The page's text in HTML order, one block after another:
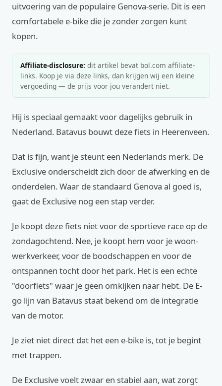
uitvoering van de populaire Genova-serie. Dit is een
comfortabele e-bike die je zonder zorgen kunt
kopen.
Affiliate-disclosure: dit artikel bevat bol.com affiliate-
links. Koop je via deze links, dan krijgen wij een kleine
vergoeding — de prijs voor jou verandert niet.
Hij is speciaal gemaakt voor dagelijks gebruik in
Nederland. Batavus bouwt deze fiets in Heerenveen.
Dat is fijn, want je steunt een Nederlands merk. De
Exclusive onderscheidt zich door de afwerking en de
onderdelen. Waar de standaard Genova al goed is,
gaat de Exclusive nog een stap verder.
Je koopt deze fiets niet voor de sportieve race op de
zondagochtend. Nee, je koopt hem voor je woon-
werkverkeer, voor de boodschappen en voor de
ontspannen tocht door het park. Het is een echte
"doorfiets" waar je geen omkijken naar hebt. De E-
go lijn van Batavus staat bekend om de integratie
van de motor.
Je ziet niet direct dat het een e-bike is, tot je begint
met trappen.
De Exclusive voelt zwaar en stabiel aan, wat zorgt